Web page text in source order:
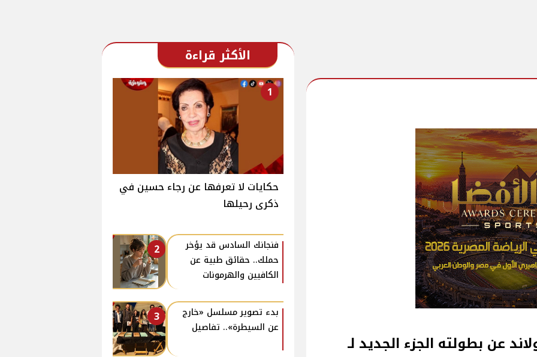
عن بطولته الجزء الجديد لـ
الأكثر قراءة
1
حكايات لا تعرفها عن رجاء حسين في
ذكرى رحيلها
2
فنجانك السادس قد يؤخر
حملك.. حقائق طبية عن
الكافيين والهرمونات
3
بدء تصوير مسلسل «خارج
عن السيطرة».. تفاصيل